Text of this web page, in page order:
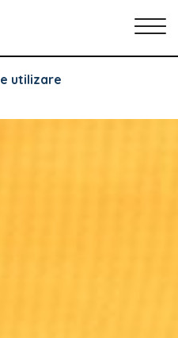
uri
utilizare